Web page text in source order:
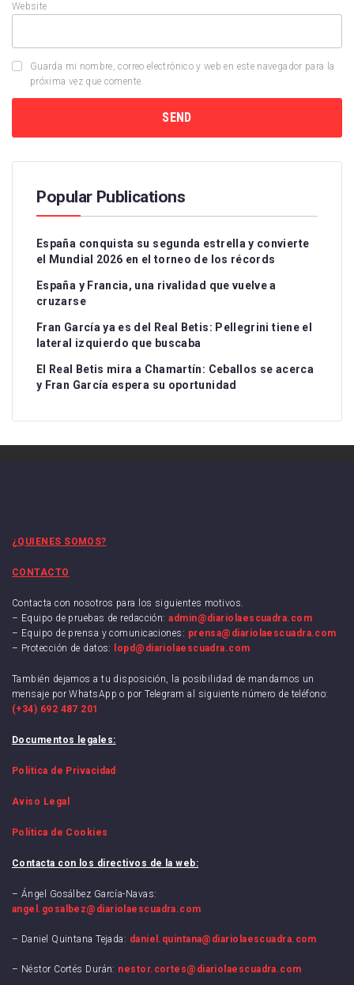
Website
Guarda mi nombre, correo electrónico y web en este navegador para la
próxima vez que comente.
Popular Publications
España conquista su segunda estrella y convierte
el Mundial 2026 en el torneo de los récords
España y Francia, una rivalidad que vuelve a
cruzarse
Fran García ya es del Real Betis: Pellegrini tiene el
lateral izquierdo que buscaba
El Real Betis mira a Chamartín: Ceballos se acerca
y Fran García espera su oportunidad
¿QUIENES SOMOS?
CONTACTO
Contacta con nosotros para los siguientes motivos.
– Equipo de pruebas de redacción:admin@diariolaescuadra.com
– Equipo de prensa y comunicaciones: prensa@diariolaescuadra.com
– Protección de datos:
lopd@diariolaescuadra.com
También dejamos a tu disposición, la posibilidad de mandarnos un
mensaje por WhatsApp o por Telegram al siguiente número de teléfono:
(+34) 692 487 201
Documentos legales:
Política de Privacidad
Aviso Legal
Política de Cookies
Contacta con los directivos de la web:
– Ángel Gosálbez García-Navas:
angel.gosalbez@diariolaescuadra.com
– Daniel Quintana Tejada: daniel.quintana@diariolaescuadra.com
– Néstor Cortés Durán: nestor.cortes@diariolaescuadra.com